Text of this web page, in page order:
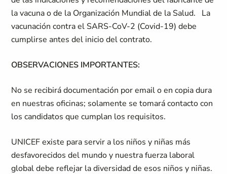
la vacuna o de la Organización Mundial de la Salud. La
vacunación contra el SARS-CoV-2 (Covid-19) debe
cumplirse antes del inicio del contrato.
OBSERVACIONES IMPORTANTES:
No se recibirá documentación por email o en copia dura
en nuestras oficinas; solamente se tomará contacto con
los candidatos que cumplan los requisitos.
UNICEF existe para servir a los niños y niñas más
desfavorecidos del mundo y nuestra fuerza laboral
global debe reflejar la diversidad de esos niños y niñas.